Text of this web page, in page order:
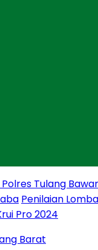
Tulang
Penilaian
Pro 2024
Barat